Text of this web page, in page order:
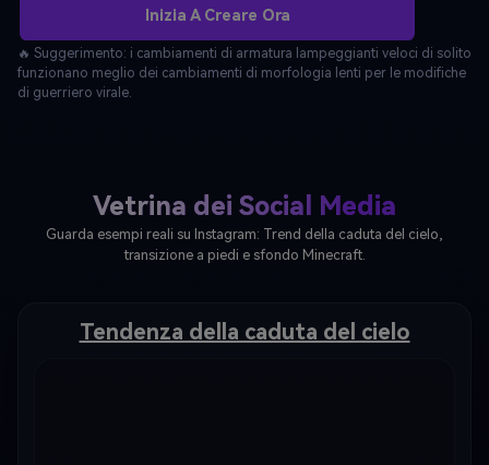
Inizia A Creare Ora
🔥 Suggerimento: i cambiamenti di armatura lampeggianti veloci di solito
funzionano meglio dei cambiamenti di morfologia lenti per le modifiche
di guerriero virale.
Vetrina dei Social Media
Guarda esempi reali su Instagram: Trend della caduta del cielo,
transizione a piedi e sfondo Minecraft.
Tendenza della caduta del cielo